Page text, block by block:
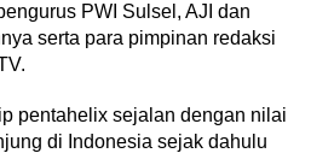
PWI Sulsel, AJI dan
serta para pimpinan redaksi
pentahelix sejalan dengan nilai
di Indonesia sejak dahulu